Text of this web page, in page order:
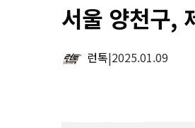
서울 양천구,
런톡|2025.01.09